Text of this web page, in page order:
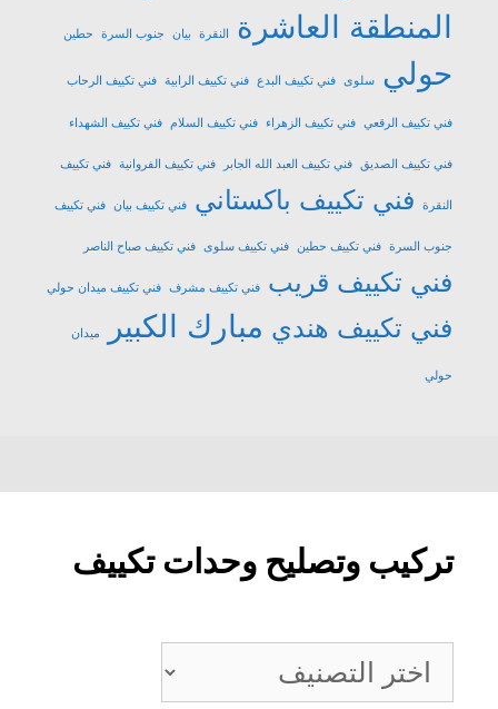
المنطقة العاشرة
النقرة بيان جنوب السرة حطين
حولي سلوى فني تكييف البدع فني تكييف الرابية فني تكييف الرحاب
فني تكييف الرقعي فني تكييف الزهراء فني تكييف السلام فني تكييف الشهداء
فني تكييف الصديق فني تكييف العبد الله الجابر فني تكييف الفروانية فني تكييف
النقرة فني تكييف باكستاني فني تكييف بيان فني تكييف
جنوب السرة فني تكييف حطين فني تكييف سلوى فني تكييف صباح الناصر
فني تكييف قريب فني تكييف مشرف فني تكييف ميدان حولي
فني تكييف هندي مبارك الكبير ميدان
حولي
تركيب وتصليح وحدات تكييف
تركيب
وتصليح